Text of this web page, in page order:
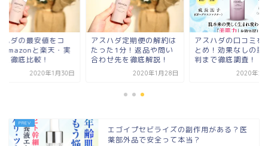
ハダの最安値をコ
Amazonと楽天・実
徹底比較！
2020年1月30日
アスハダ定期便の解約は
たった1分！返品や問い
合わせ先を徹底解説！
2020年1月28日
アスハダの口コミを
とめ！効果なしの悪
判まで徹底調査！
2020年2
エゴイプセビライズの副作用がある？医
薬部外品で安全って本当？